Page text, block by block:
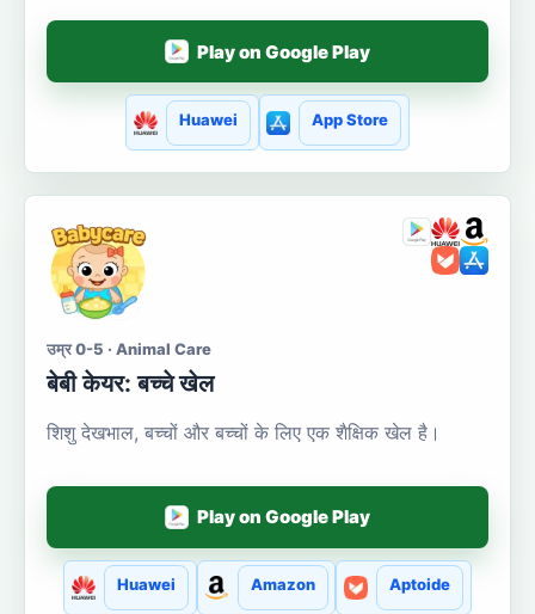
Play on Google Play
Huawei App Store
उम्र 0-5 · Animal Care
बेबी केयर: बच्चे खेल
शिशु देखभाल, बच्चों और बच्चों के लिए एक शैक्षिक खेल है।
Play on Google Play
Huawei Amazon Aptoide